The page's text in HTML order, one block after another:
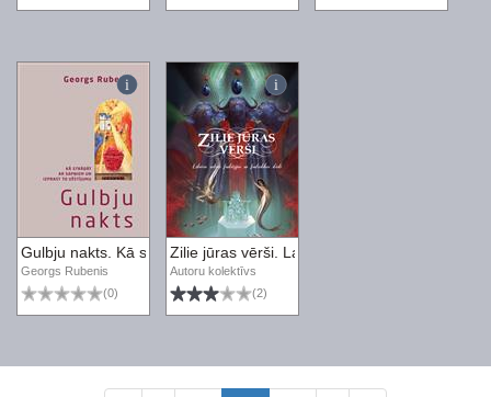
Gulbju nakts. Kā strādāt ar sapņiem un izprast to vēstījumu
Georgs Rubenis
(0)
Zilie jūras vērši. Latviešu autoru fantāzijas un
Autoru kolektīvs
(2)